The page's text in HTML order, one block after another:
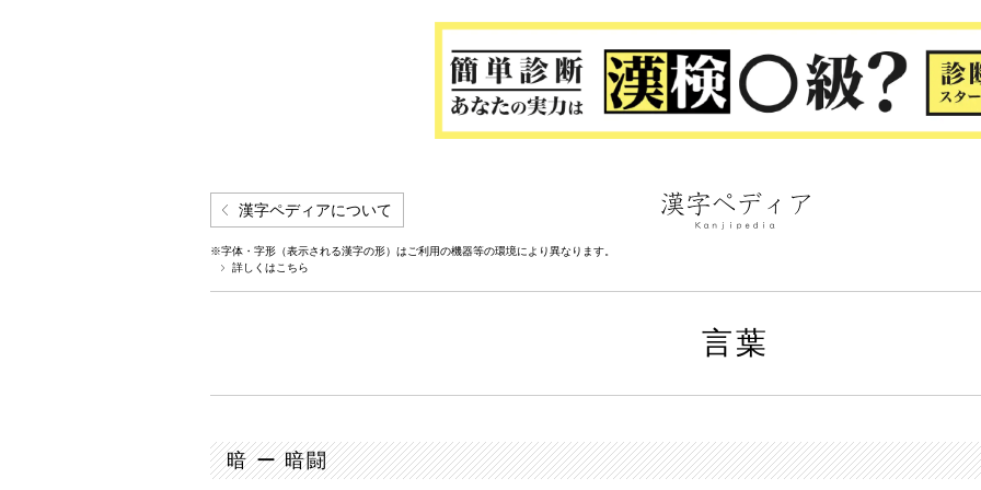
漢字ペディアについて
※字体・字形（表示される漢字の形）はご利用の機器等の環境により異なります。
詳しくはこちら
言葉
暗 ー 暗闘